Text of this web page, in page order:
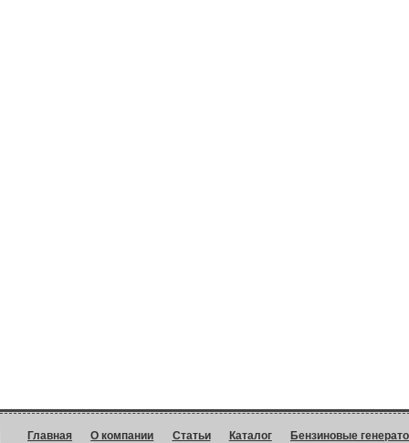
Главная О компании Статьи Каталог Бензиновые